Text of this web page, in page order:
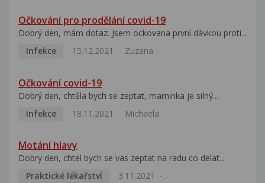
Očkování pro prodělání covid-19
Dobrý den, mám dotaz. Jsem ockovana první dávkou proti...
Infekce
15.12.2021 Zuzana
Očkování covid-19
Dobrý den, chtěla bych se zeptat, maminka je silný...
Infekce
18.11.2021 Michaela
Motání hlavy
Dobry den, chtel bych se vas zeptat na radu co delat...
Praktické lékařství
3.11.2021